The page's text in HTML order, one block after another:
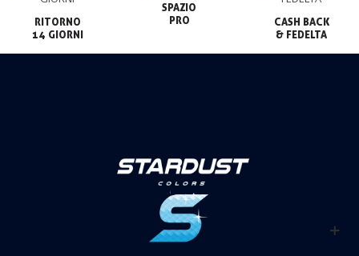
RITORNO
14 GIORNI
SPAZIO
PRO
CASH BACK
& FEDELTA